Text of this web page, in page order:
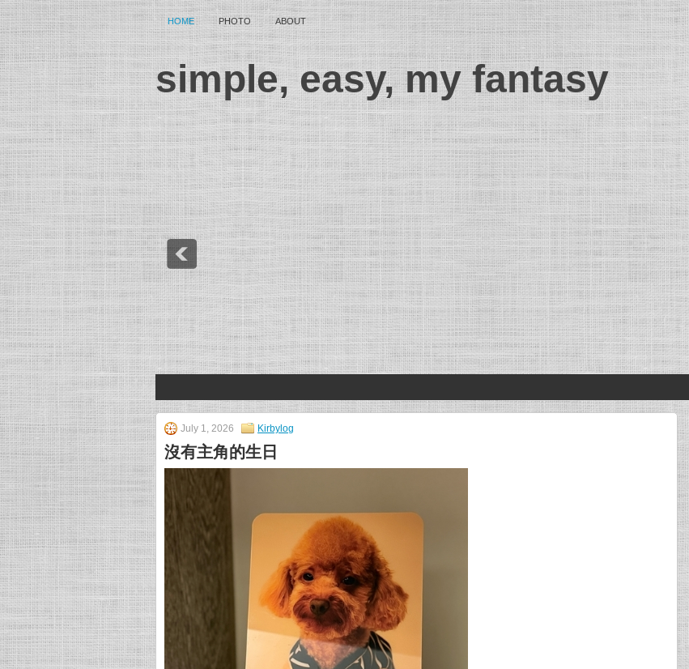
HOME PHOTO ABOUT
simple, easy, my fantasy
July 1, 2026 Kirbylog
沒有主角的生日